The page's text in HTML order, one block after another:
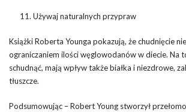
Używaj naturalnych przypraw
Książki Roberta Younga pokazują, że chudnięcie
ograniczaniem ilości węglowodanów w diecie. Na
schudnąć, mają wpływ także białka i niezdrowe,
tłuszcze.
Podsumowując – Robert Young stworzył